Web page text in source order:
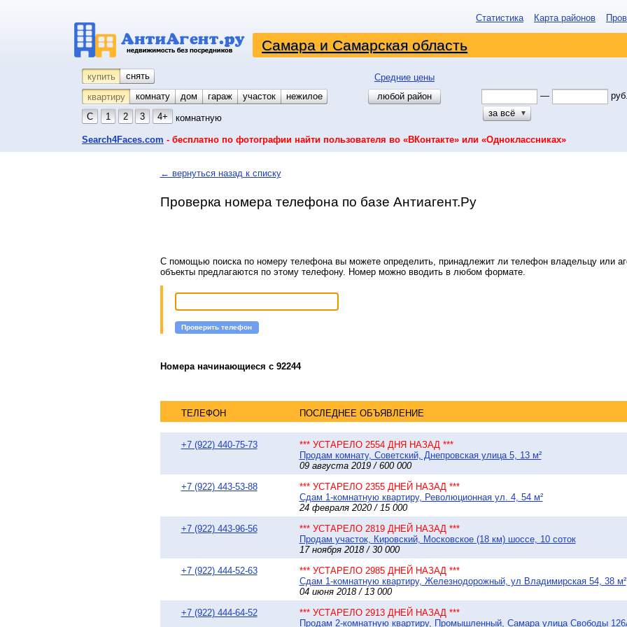
Статистика Карта районов
Самара и Самарская область
купить снять
Средние цены
квартиру
комнату койко-место
дом гараж участок
нежилое
С
1 2 3 4+ комнатную
любой район —
руб.
за всё
▼
Search4Faces.com - бесплатно по фотографии найти пользователя во «ВКонтакте» или «Одноклассниках»
← вернуться назад к списку
Проверка номера телефона по базе Антиагент.Ру
С помощью поиска по номеру телефона вы можете определить, принадлежит ли телефон владельцу или
объекты предлагаются по этому телефону. Номер можно вводить в любом формате.
Проверить телефон
Номера начинающиеся с 92244
ТЕЛЕФОН ПОСЛЕДНЕЕ ОБЪЯВЛЕНИЕ
+7 (922) 440-75-73
*** УСТАРЕЛО 2554 ДНЯ НАЗАД ***
Продам комнату, Советский, Днепровская улица 5, 13 м²
09 августа 2019 / 600 000
+7 (922) 443-53-88
*** УСТАРЕЛО 2355 ДНЕЙ НАЗАД ***
Сдам 1-комнатную квартиру, Революционная ул. 4, 54 м²
24 февраля 2020 / 15 000
+7 (922) 443-96-56
*** УСТАРЕЛО 2819 ДНЕЙ НАЗАД ***
Продам участок, Кировский, Московское (18 км) шоссе, 10 соток
17 ноября 2018 / 30 000
+7 (922) 444-52-63
*** УСТАРЕЛО 2985 ДНЕЙ НАЗАД ***
Сдам 1-комнатную квартиру, Железнодорожный, ул Владимирская 54, 38 м²
04 июня 2018 / 13 000
+7 (922) 444-64-52
*** УСТАРЕЛО 2913 ДНЕЙ НАЗАД ***
Продам 2-комнатную квартиру, Промышленный, Самара улица Свободы